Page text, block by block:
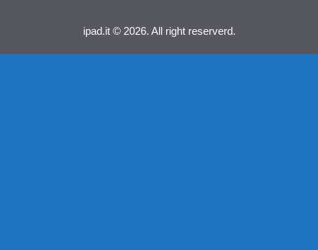
ipad.it © 2026. All right reserverd.